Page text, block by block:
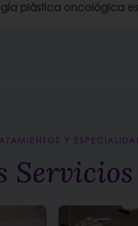
plástica oncológica
Y